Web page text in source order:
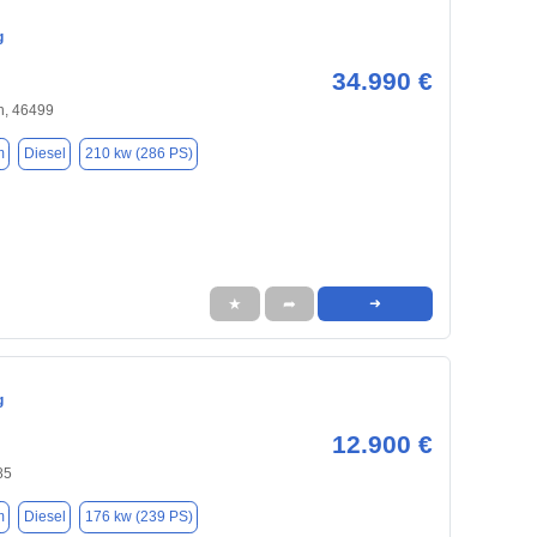
34.990 €
46499
Diesel 210 kw (286 PS)
★ ➦ ➜
12.900 €
Diesel 176 kw (239 PS)